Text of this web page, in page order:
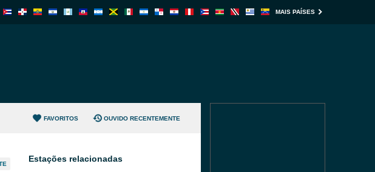
MAIS PAÍSES
FAVORITOS OUVIDO RECENTEMENTE
Estações relacionadas